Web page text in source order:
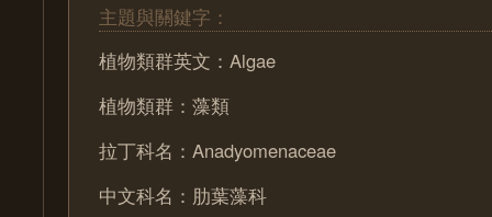
主題與關鍵字：
植物類群英文：Algae
植物類群：藻類
拉丁科名：Anadyomenaceae
中文科名：肋葉藻科